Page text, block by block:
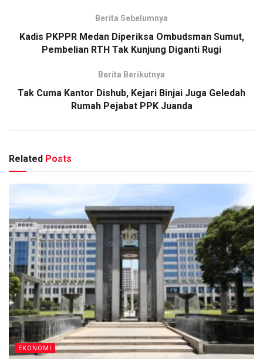
Berita Sebelumnya
Kadis PKPPR Medan Diperiksa Ombudsman Sumut,
Pembelian RTH Tak Kunjung Diganti Rugi
Berita Berikutnya
Tak Cuma Kantor Dishub, Kejari Binjai Juga Geledah
Rumah Pejabat PPK Juanda
Related Posts
EKONOMI